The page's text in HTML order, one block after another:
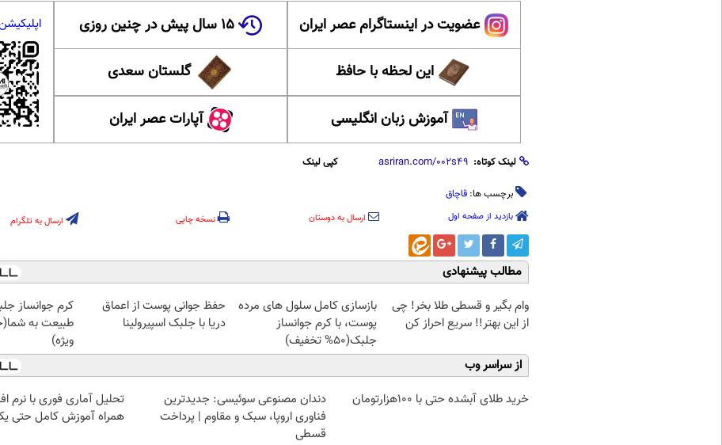
عضویت در اینستاگرام عصر ایران ۱۵ سال پیش در چنین روزی
این لحظه با حافظ گلستان سعدی
آموزش زبان انگلیسی آپارات عصر ایران
لینک کوتاه: کپی لینک
برچسب ها: قاچاق
بازدید از صفحه اول ارسال به دوستان نسخه چاپی ارسال به تلگرام
مطالب پیشنهادی
وام بگیر و قسطی طلا بخر! چی
از این بهتر!! سریع احراز کن
بازسازی کامل سلول های مرده
پوست، با کرم جوانساز
جلبک(50% تخفیف)
حفظ جوانی پوست از اعماق
دریا با جلبک اسپیرولینا
کرم جوانساز
طبیعت به
ویژه)
از سراسر وب
خرید طلای آبشده حتی با ۱۰۰هزارتومان
دندان مصنوعی سوئیسی: جدیدترین
فناوری اروپا، سبک و مقاوم | پرداخت
قسطی
همراه آموزش کامل حتی